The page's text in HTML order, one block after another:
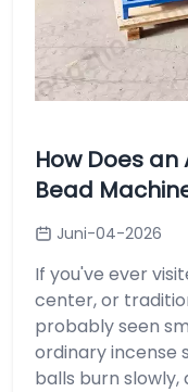
How Does
Bead
Juni-04-2026
If you've ever
center, or
probably seen
ordinary incense
balls burn slowly,